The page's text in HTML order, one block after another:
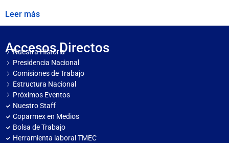
Leer más
Accesos Directos
Nuestra Historia
Presidencia Nacional
Comisiones de Trabajo
Estructura Nacional
Próximos Eventos
Nuestro Staff
Coparmex en Medios
Bolsa de Trabajo
Herramienta laboral TMEC